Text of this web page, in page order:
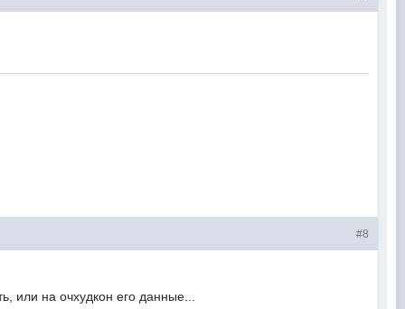
#8
или на очхудкон его данные...